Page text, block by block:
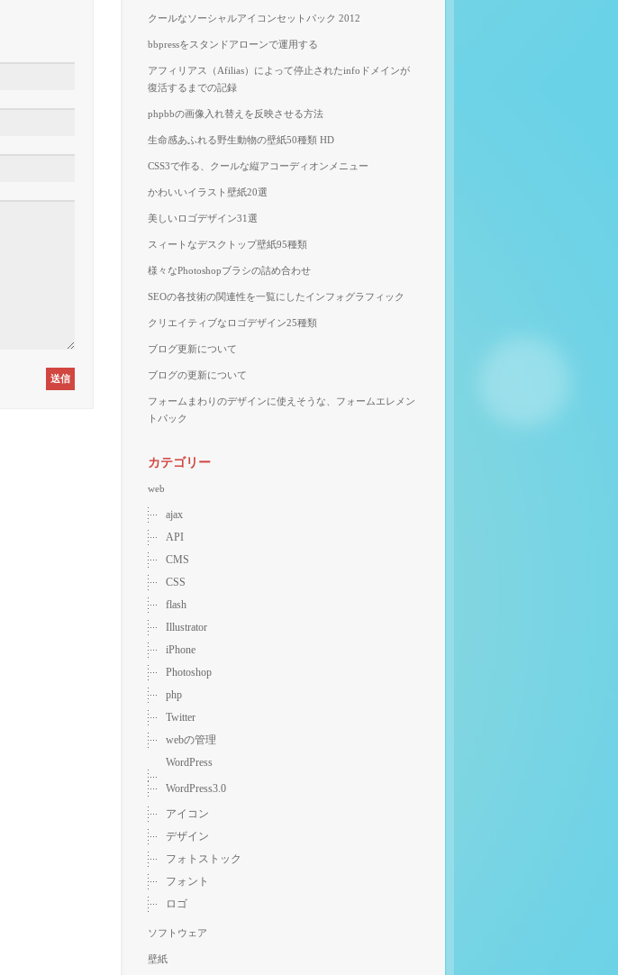
クールなソーシャルアイコンセットパック 2012
bbpressをスタンドアローンで運用する
アフィリアス（Afilias）によって停止されたinfoドメインが
復活するまでの記録
phpbbの画像入れ替えを反映させる方法
生命感あふれる野生動物の壁紙50種類 HD
CSS3で作る、クールな縦アコーディオンメニュー
かわいいイラスト壁紙20選
美しいロゴデザイン31選
スィートなデスクトップ壁紙95種類
様々なPhotoshopブラシの詰め合わせ
SEOの各技術の関連性を一覧にしたインフォグラフィック
クリエイティブなロゴデザイン25種類
ブログ更新について
ブログの更新について
フォームまわりのデザインに使えそうな、フォームエレメン
トパック
カテゴリー
web
ajax
API
CMS
CSS
flash
Illustrator
iPhone
Photoshop
php
Twitter
webの管理
WordPress
WordPress3.0
アイコン
デザイン
フォトストック
フォント
ロゴ
ソフトウェア
壁紙